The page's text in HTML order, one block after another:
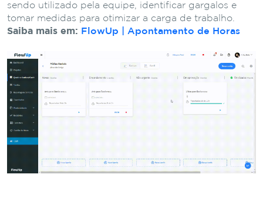
sendo utilizado pela equipe, identificar gargalos e
tomar medidas para otimizar a carga de trabalho.
Saiba mais em: FlowUp | Apontamento de Horas